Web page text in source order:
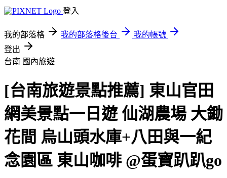
登入
我的部落格 我的部落格後台
我的帳號
登出
台南 國內旅遊
[台南旅遊景點推薦] 東山官田
網美景點一日遊 仙湖農場 大鋤
花間 烏山頭水庫+八田與一紀
念園區 東山咖啡 @蛋寶趴趴go